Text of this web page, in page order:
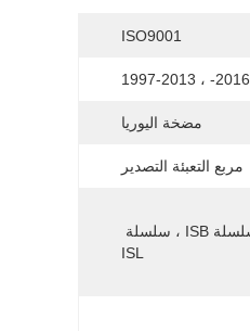
ISO9001
2016- ، 1997-2013
مضخة اليوريا
مربع التعبئة التصدير
ISL